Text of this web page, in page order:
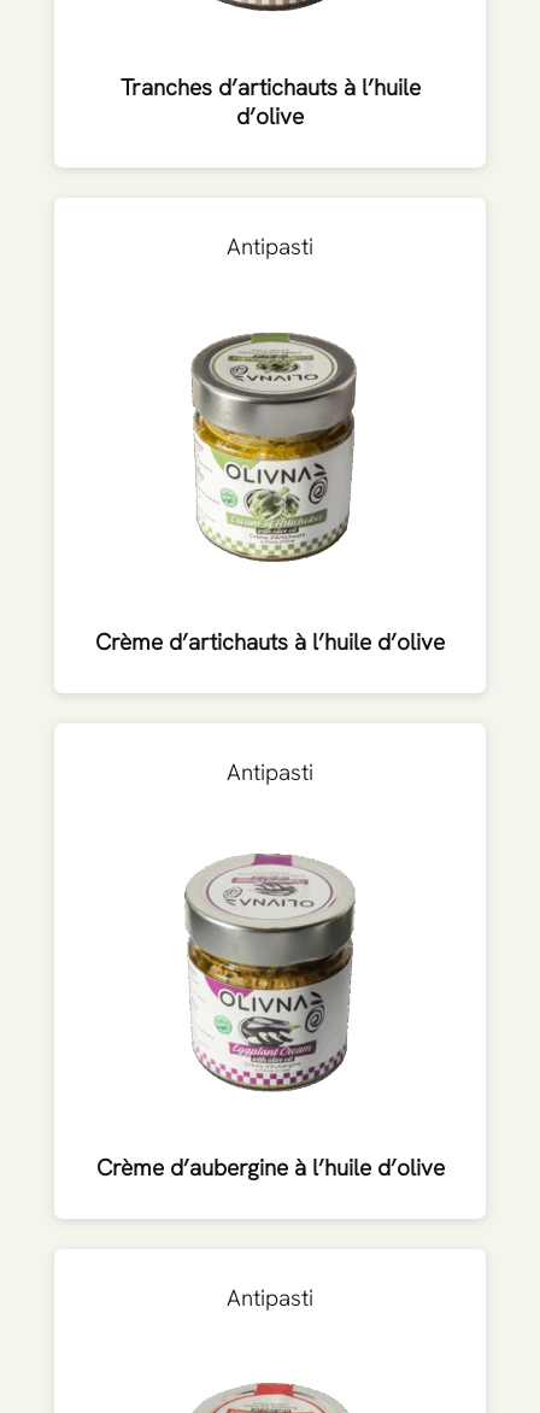
Tranches d’artichauts à l’huile
d’olive
Antipasti
Crème d’artichauts à l’huile d’olive
Antipasti
Crème d’aubergine à l’huile d’olive
Antipasti